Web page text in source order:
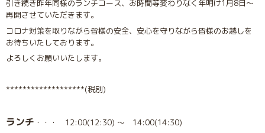
引き続き昨年同様のランチコース、お時間等変わりなく年明け1月8日〜
再開させていただきます。
コロナ対策を取りながら皆様の安全、安心を守りながら皆様のお越しを
お待ちいたしております。
よろしくお願いいたします。
*******************(税別)
ランチ ・・・ 12:00(12:30) 〜 14:00(14:30)